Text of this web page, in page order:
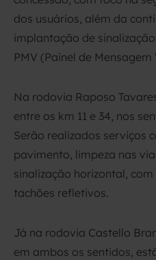
dos usuários, além da
implantação de
PMV (Painel de Mensagem
Na rodovia Raposo
entre os km 11 e 34, nos
Serão realizados serviços
pavimento, limpeza nas
sinalização horizontal,
tachões refletivos.
Já na rodovia Castello
em ambos os sentidos,